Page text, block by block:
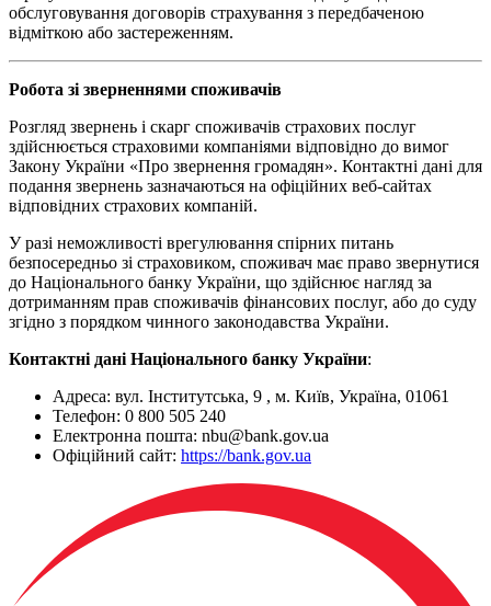
обслуговування договорів страхування з передбаченою
відміткою або застереженням.
Робота зі зверненнями споживачів
Розгляд звернень і скарг споживачів страхових послуг
здійснюється страховими компаніями відповідно до вимог
Закону України «Про звернення громадян». Контактні дані для
подання звернень зазначаються на офіційних веб-сайтах
відповідних страхових компаній.
У разі неможливості врегулювання спірних питань
безпосередньо зі страховиком, споживач має право звернутися
до Національного банку України, що здійснює нагляд за
дотриманням прав споживачів фінансових послуг, або до суду
згідно з порядком чинного законодавства України.
Контактні дані Національного банку України:
Адреса: вул. Інститутська, 9 , м. Київ, Україна, 01061
Телефон: 0 800 505 240
Електронна пошта: nbu@bank.gov.ua
Офіційний сайт: https://bank.gov.ua